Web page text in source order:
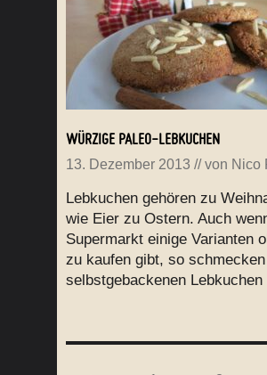
WÜRZIGE PALEO-LEBKUCHEN
13. Dezember 2013 // von Nico
Lebkuchen gehören zu
wie Eier zu Ostern. Auch
Supermarkt einige Varianten
zu kaufen gibt, so
selbstgebackenen Lebkuchen